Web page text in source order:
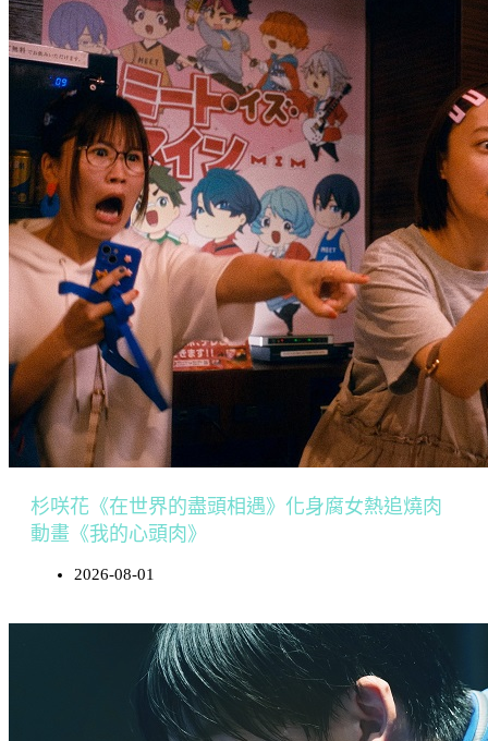
杉咲花《在世界的盡頭相遇》化身腐女熱追燒肉
動畫《我的心頭肉》
2026-08-01